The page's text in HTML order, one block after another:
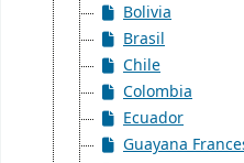
Bolivia
Brasil
Chile
Colombia
Ecuador
Guayana